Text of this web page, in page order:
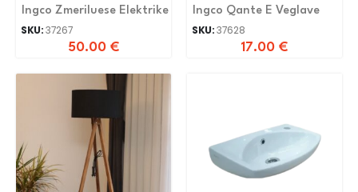
Ingco Zmeriluese Elektrike
SKU:37267
50.00 €
Ingco Qante E Veglave
SKU:37628
17.00 €